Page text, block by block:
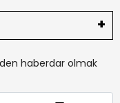
haberdar olmak